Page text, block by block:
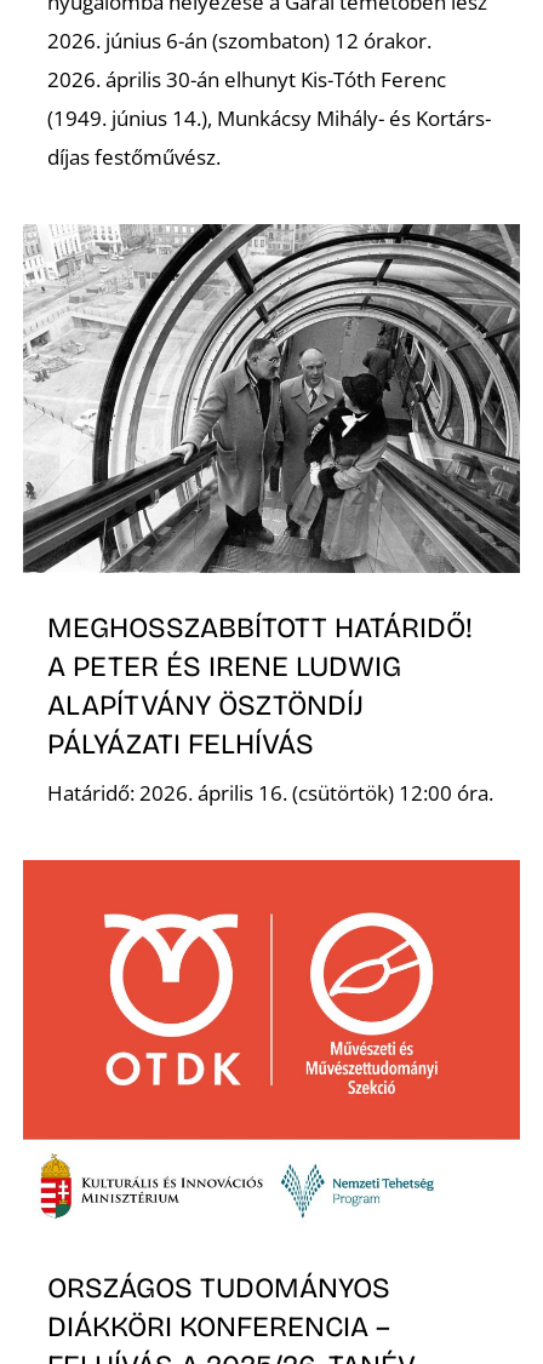
2026. június 6-án (szombaton) 12 órakor.
2026. április 30-án elhunyt Kis-Tóth Ferenc
(1949. június 14.), Munkácsy Mihály- és Kortárs-
díjas festőművész.
MEGHOSSZABBÍTOTT HATÁRIDŐ!
A PETER ÉS IRENE LUDWIG
ALAPÍTVÁNY ÖSZTÖNDÍJ
PÁLYÁZATI FELHÍVÁS
Határidő: 2026. április 16. (csütörtök) 12:00 óra.
ORSZÁGOS TUDOMÁNYOS
DIÁKKÖRI KONFERENCIA –